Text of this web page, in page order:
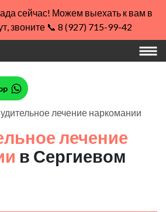
сейчас! Можем выехать к вам в
звоните 📞 8 (927) 715-99-42
лечение наркомании
лечение
в Сергиевом